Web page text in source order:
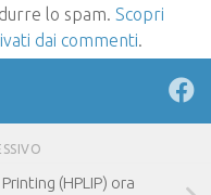
lo spam. Scopri
dai commenti.
(HPLIP) ora